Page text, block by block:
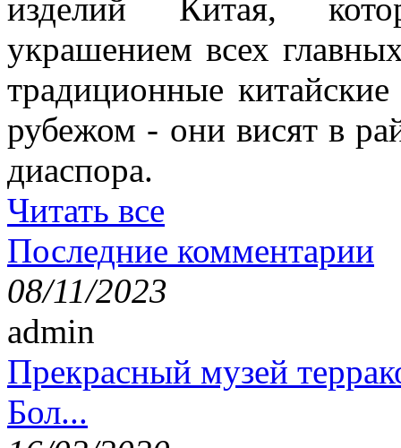
изделий Китая,
украшением всех
традиционные
рубежом - они висят в
диаспора.
Читать все
Последние комментарии
08/11/2023
admin
Прекрасный музей
Бол...